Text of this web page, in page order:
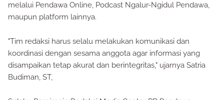
melalui Pendawa Online, Podcast Ngalur-Ngidul Pendawa,
maupun platform lainnya.
"Tim redaksi harus selalu melakukan komunikasi dan
koordinasi dengan sesama anggota agar informasi yang
disampaikan tetap akurat dan berintegritas," ujarnya Satria
Budiman, ST,